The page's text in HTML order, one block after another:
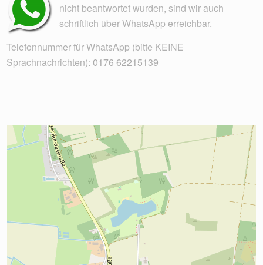
nicht beantwortet wurden, sind wir auch
schriftlich über WhatsApp erreichbar.
Telefonnummer für WhatsApp (bitte KEINE
Sprachnachrichten): 0176 62215139